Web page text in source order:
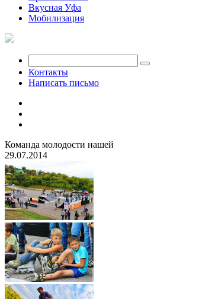
Вкусная Уфа
Мобилизация
Контакты
Написать письмо
Команда молодости нашей
29.07.2014